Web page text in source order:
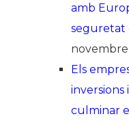
amb
seguretat
Els
inversions
culminar